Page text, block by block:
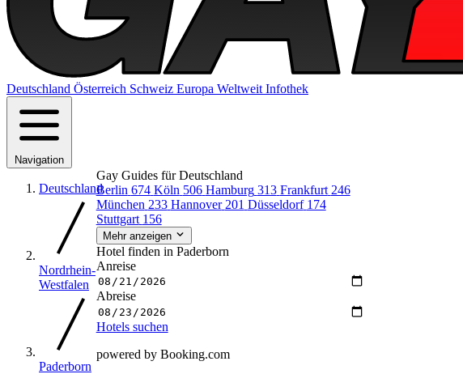
Deutschland Österreich Schweiz Europa Weltweit Infothek
Navigation
Deutschland
Nordrhein-
Westfalen
Paderborn
Gay Guides für Deutschland
Berlin 674 Köln 506 Hamburg 313 Frankfurt 246
München 233 Hannover 201 Düsseldorf 174
Stuttgart 156
Mehr anzeigen
Hotel finden in Paderborn
Anreise
Abreise
Hotels suchen
powered by Booking.com